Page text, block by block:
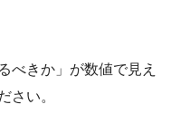
べきか」が数値で見え
さい。